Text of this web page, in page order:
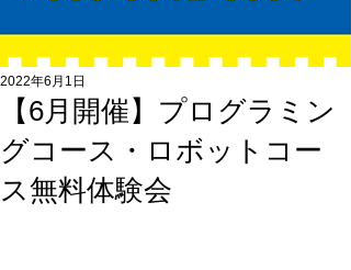
【6月開催】プログラミン
グコース・ロボットコー
ス無料体験会
2022年6月1日